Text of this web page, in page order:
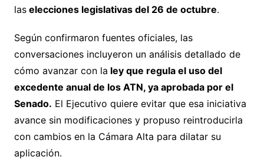
laselecciones legislativas del 26 de octubre.
Según confirmaron fuentes oficiales, las
conversaciones incluyeron un análisis detallado de
cómo avanzar con la ley que regula el uso del
excedente anual de los ATN, ya aprobada por el
Senado. El Ejecutivo quiere evitar que esa iniciativa
avance sin modificaciones y propuso reintroducirla
con cambios en la Cámara Alta para dilatar su
aplicación.